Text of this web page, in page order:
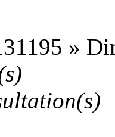
»